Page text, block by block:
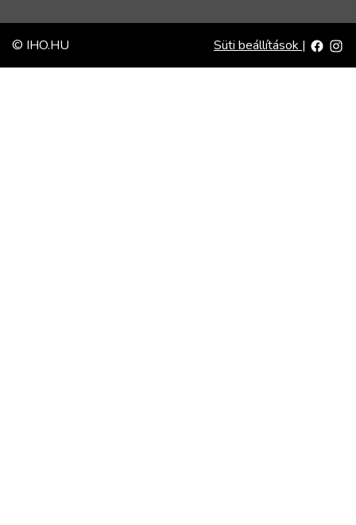
© IHO.HU Süti beállítások |